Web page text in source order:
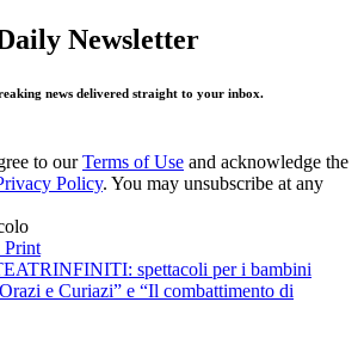
Newsletter
news delivered straight to your inbox.
to ourTerms of Use and acknowledge the
Policy. You may unsubscribe at any
Print
spettacoli per i bambini
e Curiazi” e “Il combattimento di